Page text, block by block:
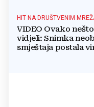
HIT NA DRUŠTVENIM
VIDEO Ovako
vidjeli: Snimka
smještaja postala